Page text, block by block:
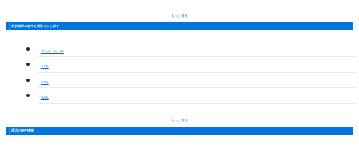
もっと見る
苅安賀駅の物件を間取りから探す
ワンルーム・1K
1LDK
2LDK
3LDK
もっと見る
周辺の物件情報